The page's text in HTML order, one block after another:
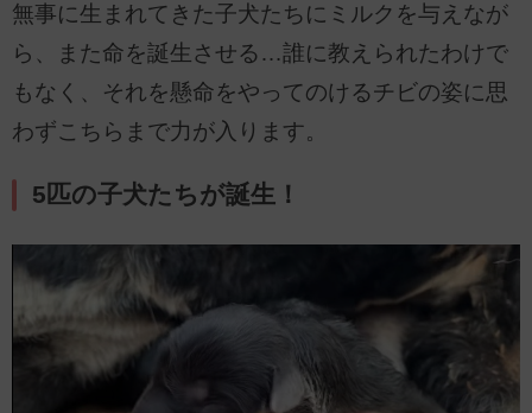
無事に生まれてきた子犬たちにミルクを与えなが
ら、また命を誕生させる…誰に教えられたわけで
もなく、それを懸命をやってのけるチビの姿に思
わずこちらまで力が入ります。
5匹の子犬たちが誕生！